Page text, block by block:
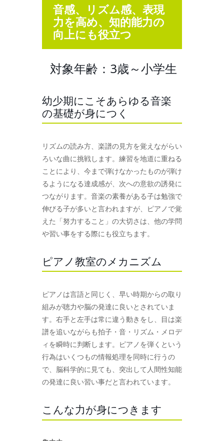
音感、リズム感、表現
力を高め、知的能力の
向上にも役立つ
対象年齢：3歳～小学生
幼少期にこそあらゆる音楽
の基礎が身につく
リズムの読み方、楽譜の見方を覚えながらい
ろいな曲に挑戦します。練習を地道に重ねる
ことにより、今まで弾けなかったものが弾け
るようになる達成感が、次への意欲の誘発に
つながります。音楽の素養がある子は勉強で
伸びる子が多いと言われますが、ピアノで覚
えた「努力すること」の大切さは、他の学問
や習い事をする際にも役立ちます。
ピアノ教室のメカニズム
ピアノは言語と同じく、早い時期からの取り
組みが聴力や脳の発達に良いとされていま
す。右手と左手は常に違う動きをし、目は楽
譜を追いながらも拍子・音・リズム・メロデ
ィを瞬時に判断します。ピアノを弾くという
行為はいくつもの情報処理を同時に行うの
で、脳科学的に見ても、突出して人間性知能
の発達に良い習い事だと言われています。
こんな力が身につきます